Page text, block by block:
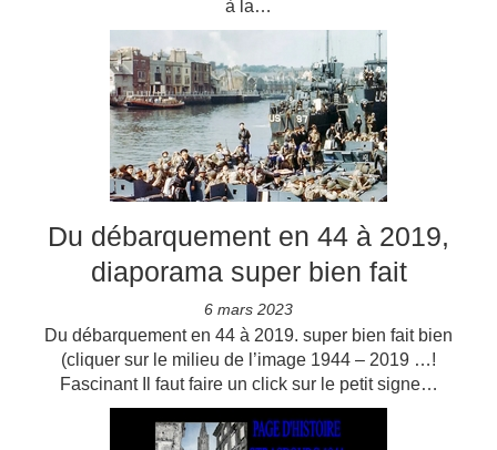
à la…
Du débarquement en 44 à 2019,
diaporama super bien fait
6 mars 2023
Du débarquement en 44 à 2019. super bien fait bien
(cliquer sur le milieu de l’image 1944 – 2019 …!
Fascinant Il faut faire un click sur le petit signe…